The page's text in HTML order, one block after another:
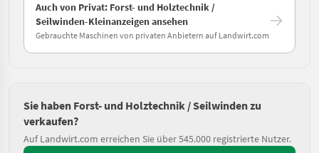
Auch von Privat: Forst- und Holztechnik /
Seilwinden-Kleinanzeigen ansehen
Gebrauchte Maschinen von privaten Anbietern auf Landwirt.com
Sie haben Forst- und Holztechnik / Seilwinden zu
verkaufen?
Auf Landwirt.com erreichen Sie über 545.000 registrierte Nutzer.